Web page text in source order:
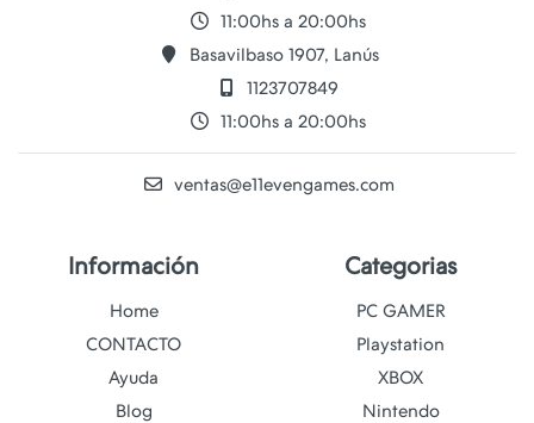
11:00hs a 20:00hs
Basavilbaso 1907, Lanús
1123707849
11:00hs a 20:00hs
ventas@e11evengames.com
Información
Home
CONTACTO
Ayuda
Blog
Categorias
PC GAMER
Playstation
XBOX
Nintendo